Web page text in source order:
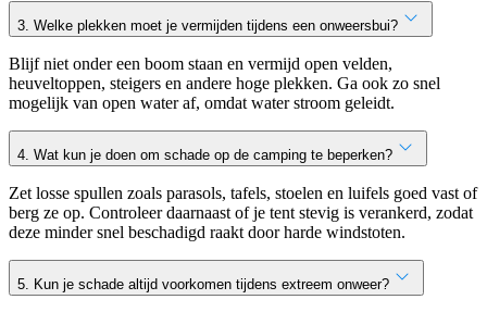
3. Welke plekken moet je vermijden tijdens een onweersbui?
Blijf niet onder een boom staan en vermijd open velden,
heuveltoppen, steigers en andere hoge plekken. Ga ook zo snel
mogelijk van open water af, omdat water stroom geleidt.
4. Wat kun je doen om schade op de camping te beperken?
Zet losse spullen zoals parasols, tafels, stoelen en luifels goed vast of
berg ze op. Controleer daarnaast of je tent stevig is verankerd, zodat
deze minder snel beschadigd raakt door harde windstoten.
5. Kun je schade altijd voorkomen tijdens extreem onweer?